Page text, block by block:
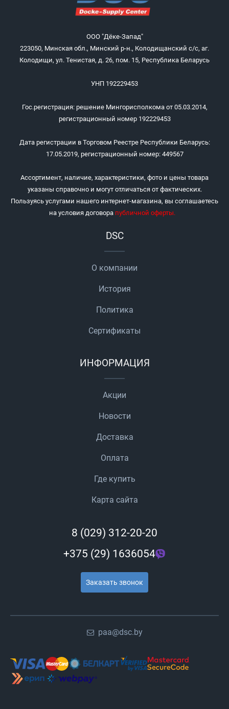
ООО "Дёке-Запад"
223050, Минская обл., Минский р-н., Колодищанский с/с, аг.
Колодищи, ул. Тенистая, д. 26, пом. 15, Республика Беларусь
УНП 192229453
Гос.регистрация: решение Мингорисполкома от 05.03.2014,
регистрационный номер 192229453
Дата регистрации в Торговом Реестре Республики Беларусь:
17.05.2019, регистрационный номер: 449567
Ассортимент, наличие, характеристики, фото и цены товара
указаны справочно и могут отличаться от фактических.
Пользуясь услугами нашего интернет-магазина, вы соглашаетесь
на условия договора публичной оферты.
DSC
О компании
История
Политика
Сертификаты
ИНФОРМАЦИЯ
Акции
Новости
Доставка
Оплата
Где купить
Карта сайта
8 (029) 312-20-20
+375 (29) 1636054
Заказать звонок
paa@dsc.by